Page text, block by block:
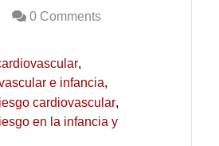
0 Comments
e infancia
cardiovascular
en la infancia y